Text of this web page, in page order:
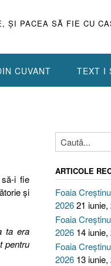
ŞI PACEA SĂ FIE CU
CUVANT TEXT I
i fie
şi
ta era
pentru
ARTICOLE
Foaia
202621 iunie,
Foaia
2026 14 iunie,
Foaia
2026 13 iunie,